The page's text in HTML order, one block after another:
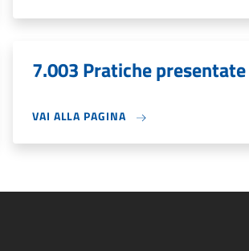
7.003 Pratiche presentate
VAI ALLA PAGINA